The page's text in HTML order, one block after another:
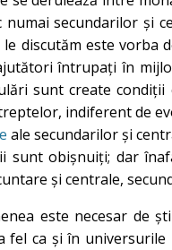
numai secundarilor și
le discutăm este vorba
întrupați în
sunt create
indiferent de
ale secundarilor și
sunt obișnuiți; dar
și centrale,
este necesar de
fel ca și în